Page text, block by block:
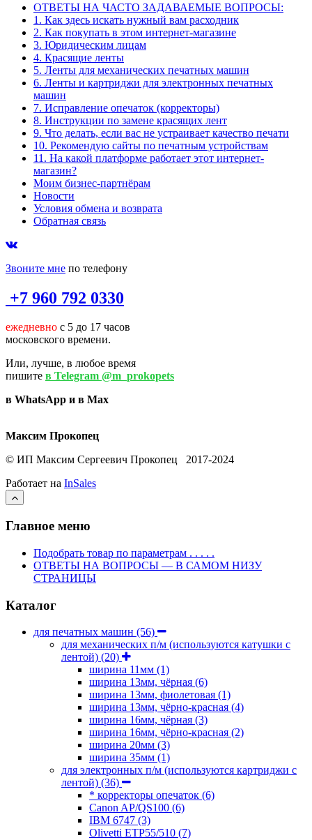
ОТВЕТЫ НА ЧАСТО ЗАДАВАЕМЫЕ ВОПРОСЫ:
1. Как здесь искать нужный вам расходник
2. Как покупать в этом интернет-магазине
3. Юридическим лицам
4. Красящие ленты
5. Ленты для механических печатных машин
6. Ленты и картриджи для электронных печатных
машин
7. Исправление опечаток (корректоры)
8. Инструкции по замене красящих лент
9. Что делать, если вас не устраивает качество печати
10. Рекомендую сайты по печатным устройствам
11. На какой платформе работает этот интернет-
магазин?
Моим бизнес-партнёрам
Новости
Условия обмена и возврата
Обратная связь
Звоните мне по телефону
+7 960 792 0330
ежедневно с 5 до 17 часов
московского времени.
Или, лучше, в любое время
пишите в Telegram @m_prokopets
в WhatsApp и в Max
Максим Прокопец
© ИП Максим Сергеевич Прокопец 2017-2024
Работает на InSales
Главное меню
Подобрать товар по параметрам . . . . .
ОТВЕТЫ НА ВОПРОСЫ — В САМОМ НИЗУ
СТРАНИЦЫ
Каталог
для печатных машин (56)
для механических п/м (используются катушки с
лентой) (20)
ширина 11мм (1)
ширина 13мм, чёрная (6)
ширина 13мм, фиолетовая (1)
ширина 13мм, чёрно-красная (4)
ширина 16мм, чёрная (3)
ширина 16мм, чёрно-красная (2)
ширина 20мм (3)
ширина 35мм (1)
для электронных п/м (используются картриджи с
лентой) (36)
* корректоры опечаток (6)
Canon AP/QS100 (6)
IBM 6747 (3)
Olivetti ETP55/510 (7)